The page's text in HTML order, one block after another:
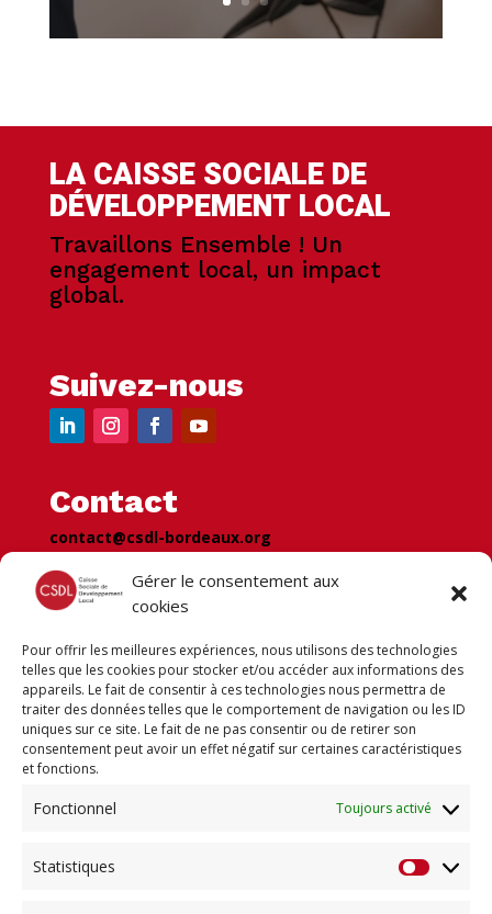
Gérer le consentement aux
cookies
Pour offrir les meilleures expériences, nous utilisons des technologies
telles que les cookies pour stocker et/ou accéder aux informations des
appareils. Le fait de consentir à ces technologies nous permettra de
traiter des données telles que le comportement de navigation ou les ID
uniques sur ce site. Le fait de ne pas consentir ou de retirer son
consentement peut avoir un effet négatif sur certaines caractéristiques
et fonctions.
Fonctionnel Toujours activé
Statistiques
LA CAISSE SOCIALE DE
DÉVELOPPEMENT LOCAL
Travaillons Ensemble ! Un
engagement local, un impact
global.
Suivez-nous
Contact
contact@csdl-bordeaux.org
07.57.76.58.68
Newsletter
Recevez votre newsletter pour
suivre nos dernière actus !